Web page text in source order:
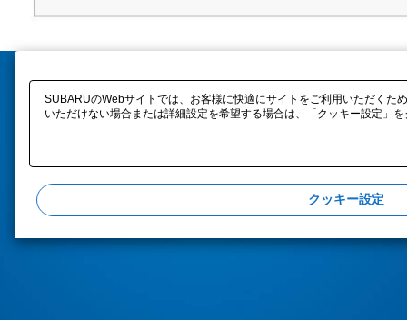
SUBARUのWebサイトでは、お客様に快適にサイトをご利用いただくた
いただけない場合または詳細設定を希望する場合は、「クッキー設定」
クッキー設定